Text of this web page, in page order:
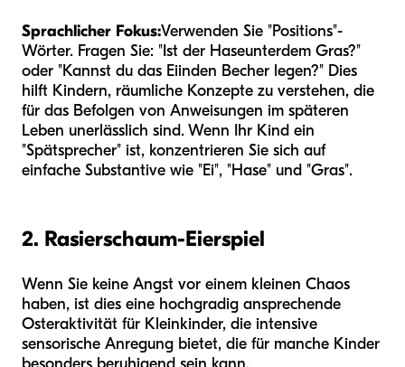
Sprachlicher Fokus:Verwenden Sie "Positions"-
Wörter. Fragen Sie: "Ist der Haseunterdem Gras?"
oder "Kannst du das Eiinden Becher legen?" Dies
hilft Kindern, räumliche Konzepte zu verstehen, die
für das Befolgen von Anweisungen im späteren
Leben unerlässlich sind. Wenn Ihr Kind ein
"Spätsprecher" ist, konzentrieren Sie sich auf
einfache Substantive wie "Ei", "Hase" und "Gras".
2. Rasierschaum-Eierspiel
Wenn Sie keine Angst vor einem kleinen Chaos
haben, ist dies eine hochgradig ansprechende
Osteraktivität für Kleinkinder, die intensive
sensorische Anregung bietet, die für manche Kinder